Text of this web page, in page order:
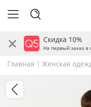
Скидка 10%
На первый заказ в
Главная Женская